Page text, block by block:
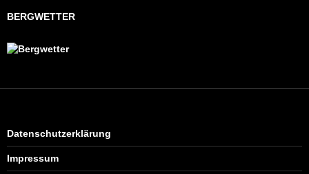
BERGWETTER
Datenschutzerklärung
Impressum